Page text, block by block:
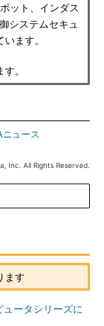
ット、インダス
システムセキュ
ます。
。
ニュース
Inc. All Rights Reserved.
ます
ータシリーズに